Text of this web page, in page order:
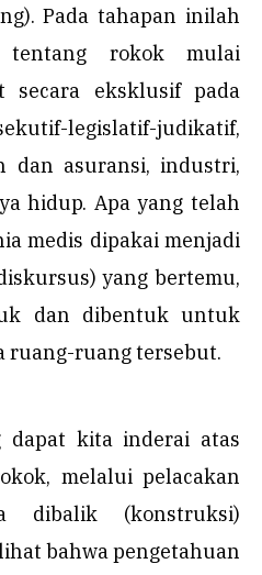
Pada tahapan inilah
tentang rokok mulai
secara eksklusif pada
legislatif-judikatif,
dan asuransi, industri,
hidup. Apa yang telah
medis dipakai menjadi
yang bertemu,
dan dibentuk untuk
ruang-ruang tersebut.
dapat kita inderai atas
melalui pelacakan
dibalik (konstruksi)
bahwa pengetahuan